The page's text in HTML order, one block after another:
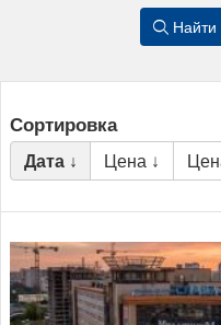
Найти
Сортировка
Дата ↓ Цена ↓